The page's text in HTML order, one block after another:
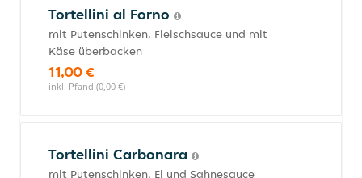
Tortellini al Forno
mit Putenschinken, Fleischsauce und mit
Käse überbacken
11,00 €
inkl. Pfand (0,00 €)
Tortellini Carbonara
mit Putenschinken, Ei und Sahnesauce